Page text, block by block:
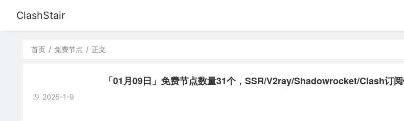
ClashStair
首页 / 免费节点 / 正文
「01月09日」免费节点数量31个，SSR/V2ray/Shadowrocket/Clash订
2025-1-9